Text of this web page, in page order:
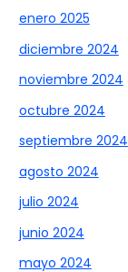
enero 2025
diciembre 2024
noviembre 2024
octubre 2024
septiembre 2024
agosto 2024
julio 2024
junio 2024
mayo 2024